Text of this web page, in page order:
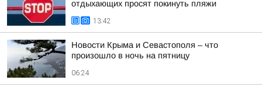
отдыхающих просят покинуть пляжи
13:42
Новости Крыма и Севастополя – что
произошло в ночь на пятницу
06:24